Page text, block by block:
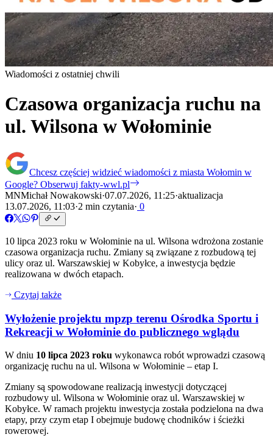
Wiadomości z ostatniej chwili
Czasowa organizacja ruchu na
ul. Wilsona w Wołominie
Chcesz częściej widzieć wiadomości z miasta Wołomin w
Google? Obserwuj fakty-wwl.pl
MNMichał Nowakowski·07.07.2026, 11:25·aktualizacja
13.07.2026, 11:03·2 min czytania· 0
10 lipca 2023 roku w Wołominie na ul. Wilsona wdrożona zostanie
czasowa organizacja ruchu. Zmiany są związane z rozbudową tej
ulicy oraz ul. Warszawskiej w Kobyłce, a inwestycja będzie
realizowana w dwóch etapach.
Czytaj także
Wyłożenie projektu mpzp terenu Ośrodka Sportu i
Rekreacji w Wołominie do publicznego wglądu
W dniu 10 lipca 2023 roku wykonawca robót wprowadzi czasową
organizację ruchu na ul. Wilsona w Wołominie – etap I.
Zmiany są spowodowane realizacją inwestycji dotyczącej
rozbudowy ul. Wilsona w Wołominie oraz ul. Warszawskiej w
Kobyłce. W ramach projektu inwestycja została podzielona na dwa
etapy, przy czym etap I obejmuje budowę chodników i ścieżki
rowerowej.